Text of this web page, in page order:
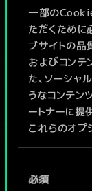
一部の
ただくために
ブサイトの品
およびコンテ
た、ソーシャ
うなコンテ
ートナーに提
これらのオプ
詳細は、下記
必須
デ